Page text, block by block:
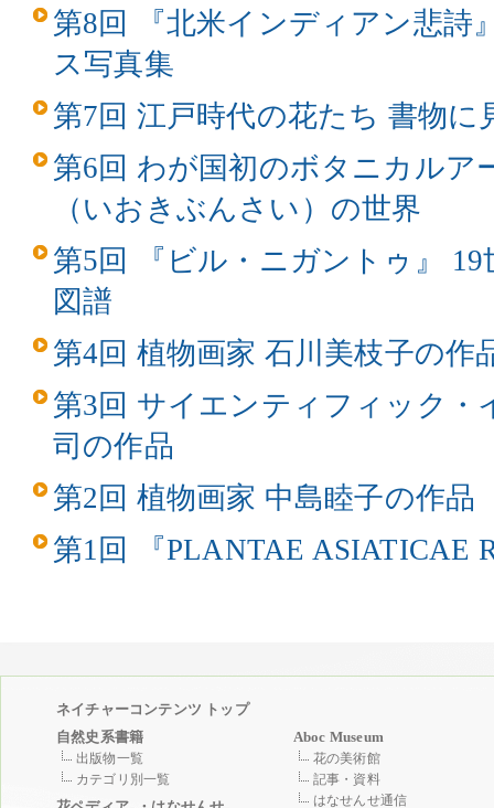
第8回 『北米インディアン悲詩
ス写真集
第7回 江戸時代の花たち 書物に
第6回 わが国初のボタニカルア
（いおきぶんさい）の世界
第5回 『ビル・ニガントゥ』
図譜
第4回 植物画家 石川美枝子の作
第3回 サイエンティフィック・
司の作品
第2回 植物画家 中島睦子の作品
第1回 『PLANTAE ASIATICAE
ネイチャーコンテンツ トップ
自然史系書籍
出版物一覧
カテゴリ別一覧
Aboc Museum
花の美術館
記事・資料
はなせんせ通信